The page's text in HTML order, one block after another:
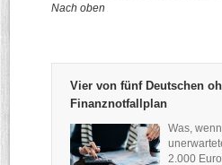
Nach oben
Vier von fünf Deutschen
Finanznotfallplan
Was,
2.000